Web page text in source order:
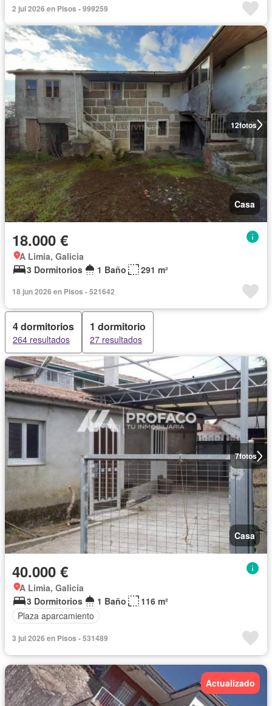
2 jul 2026 en Pisos - 999259
12fotos
Casa
18.000 €
A Limia, Galicia
3 Dormitorios
1 Baño 291 m²
18 jun 2026 en Pisos - 521642
4 dormitorios
264 resultados
1 dormitorio
27 resultados
7fotos
Casa
40.000 €
A Limia, Galicia
3 Dormitorios
1 Baño
116 m²
Plaza aparcamiento
3 jul 2026 en Pisos - 531489
Actualizado